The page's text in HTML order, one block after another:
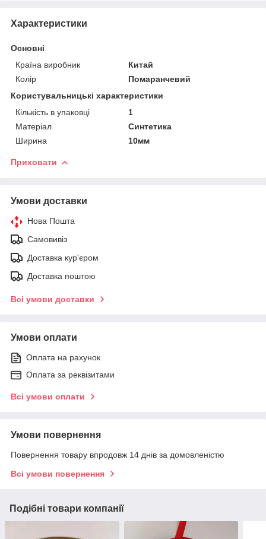
Характеристики
Основні
Країна виробник
Китай
Колір
Помаранчевий
Користувальницькі характеристики
Кількість в упаковці
1
Матеріал
Синтетика
Ширина
10мм
Приховати
Умови доставки
Нова Пошта
Самовивіз
Доставка кур'єром
Доставка поштою
Всі умови доставки
Умови оплати
Оплата на рахунок
Оплата за реквізитами
Всі умови оплати
Умови повернення
Повернення товару впродовж 14 днів за домовленістю
Всі умови повернення
Подібні товари компанії